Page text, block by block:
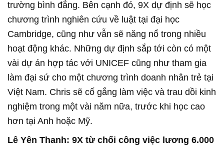
trường bình đẳng. Bên cạnh đó, 9X dự định sẽ học
chương trình nghiên cứu về luật tại đại học
Cambridge, cũng như vẫn sẽ năng nổ trong nhiều
hoạt động khác. Những dự định sắp tới còn có một
vài dự án hợp tác với UNICEF cũng như tham gia
làm đại sứ cho một chương trình doanh nhân trẻ tại
Việt Nam. Chris sẽ cố gắng làm việc và trau dồi kinh
nghiệm trong một vài năm nữa, trước khi học cao
hơn tại Anh hoặc Mỹ.
Lê Yên Thanh: 9X từ chối công việc lương 6.000